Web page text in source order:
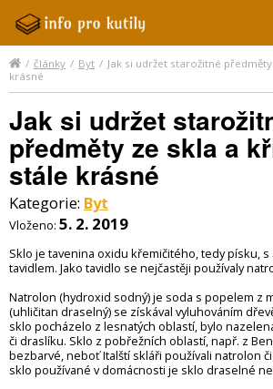
/ články / Byt / Jak si udržet starožitné
krásné
Jak si udržet
předměty ze skla a
stále krásné
Kategorie: Byt
Vloženo: 5. 2. 2019
Sklo je tavenina oxidu křemičitého, tedy písku,
tavidlem. Jako tavidlo se nejčastěji používaly
Natrolon (hydroxid sodný) je soda s popelem z
(uhličitan draselný) se získával vyluhováním
sklo pocházelo z lesnatých oblastí, bylo
či draslíku. Sklo z pobřežních oblastí, např. z
bezbarvé, neboť Italští skláři používali natrolon
sklo používané v domácnosti je sklo draselné